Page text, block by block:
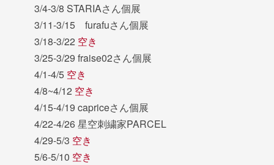
3/4-3/8 STARIAさん個展
3/11-3/15 furafuさん個展
3/18-3/22 空き
3/25-3/29 fraise02さん個展
4/1-4/5 空き
4/8~4/12 空き
4/15-4/19 capriceさん個展
4/22-4/26 星空刺繍家PARCEL
4/29-5/3 空き
5/6-5/10 空き